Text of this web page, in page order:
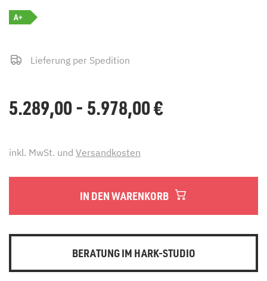
A+
Lieferung per Spedition
5.289,00 - 5.978,00€
inkl. MwSt. und Versandkosten
IN DEN WARENKORB
BERATUNG IM HARK-STUDIO